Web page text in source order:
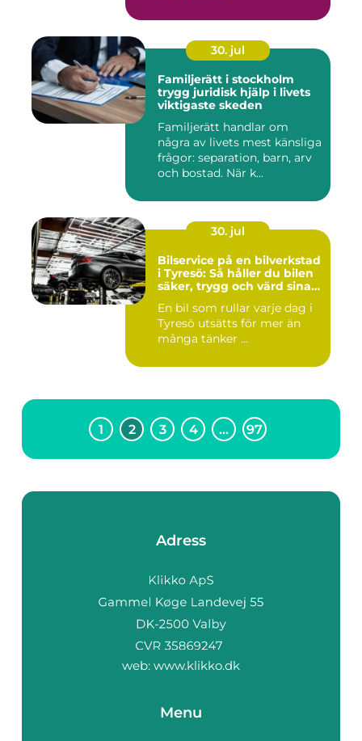
30. jul
Familjerätt i stockholm
trygg juridisk hjälp i livets
viktigaste skeden
Familjerätt handlar om
några av livets mest känsliga
frågor: separation, barn, arv
och bostad. När k...
30. jul
Bilservice på en bilverkstad
i Tyresö: Så håller du bilen
säker, trygg och värd sina
En bil som rullar varje dag i
Tyresö utsätts för mer än
många tänker ...
1 2 3 4 … 97
Adress
web: www.klikko.dk
Menu